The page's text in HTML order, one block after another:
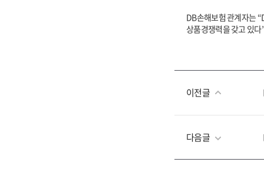
DB손해보험 관계자는
상품경쟁력을 갖고 있다
이전글
다음글